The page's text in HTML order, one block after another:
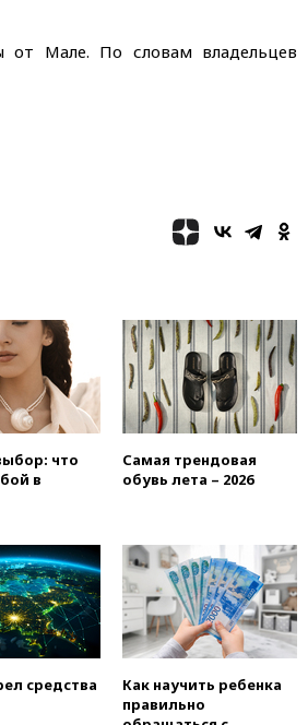
21:26 Лидеры сборной РФ по
Польшей скопилось свыше 6,5
тысячи грузовиков
пройдет в 2026 году
20:45
ПВО за день сбила еще
75 украинских беспилотников
над Россией
20:35
Велосипедист погиб при
Белгородской области
экстремизма
20:20
Суд США постановил
остановить строительство
бального зала в Белом доме
20:15
Сенат США одобрил
ужесточение санкций против
России и Ирана
от Мале. По словам владельцев
что
в
Самая трендовая
обувь лета – 2026
средства
Как научить ребенка
правильно